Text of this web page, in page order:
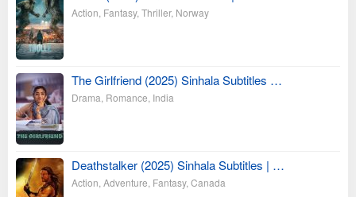
Action Fantasy, Thriller, Norway
The Girlfriend (2025) Sinhala Subtitles …
Drama Romance India
Deathstalker (2025) Sinhala Subtitles | …
Action Adventure Fantasy, Canada